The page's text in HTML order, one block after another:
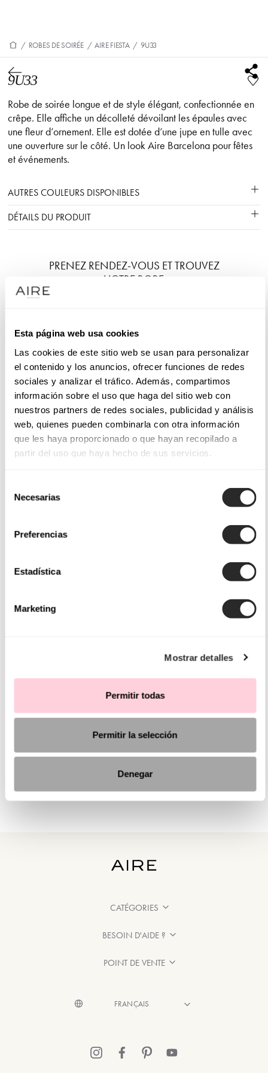
Esta página web usa cookies
Las cookies de este sitio web se usan para personalizar
el contenido y los anuncios, ofrecer funciones de redes
sociales y analizar el tráfico. Además, compartimos
información sobre el uso que haga del sitio web con
nuestros partners de redes sociales, publicidad y análisis
web, quienes pueden combinarla con otra información
que les haya proporcionado o que hayan recopilado a
partir del uso que haya hecho de sus servicios.
Necesarias
Preferencias
Estadística
Marketing
Mostrar detalles
Permitir todas
Permitir la selección
Denegar
/ ROBES DE SOIRÉE / AIRE FIESTA / 9U33
9U33
Robe de soirée longue et de style élégant, confectionnée en
crêpe. Elle affiche un décolleté dévoilant les épaules avec
une fleur d’ornement. Elle est dotée d’une jupe en tulle avec
une ouverture sur le côté. Un look Aire Barcelona pour fêtes
et événements.
AUTRES COULEURS DISPONIBLES
DÉTAILS DU PRODUIT
PRENEZ RENDEZ-VOUS ET TROUVEZ
VOTRE ROBE
CATÉGORIES
BESOIN D'AIDE ?
POINT DE VENTE